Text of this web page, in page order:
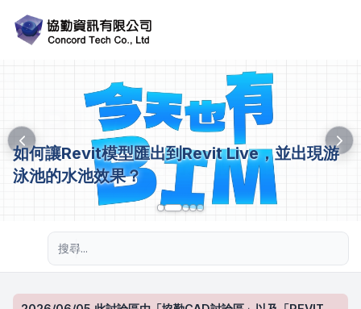
如何讓Revit模型匯出到Revit Live，並出現游
泳池的水池效果？